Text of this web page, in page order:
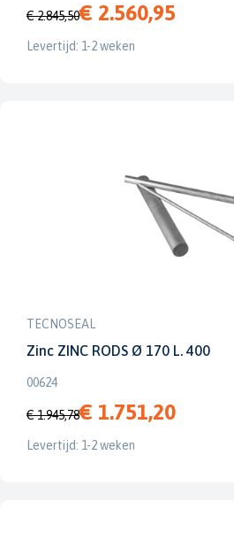
€ 2.845,50€ 2.560,95
Levertijd: 1-2 weken
TECNOSEAL
Zinc ZINC RODS Ø 170 L. 400
00624
€ 1.945,78€ 1.751,20
Levertijd: 1-2 weken